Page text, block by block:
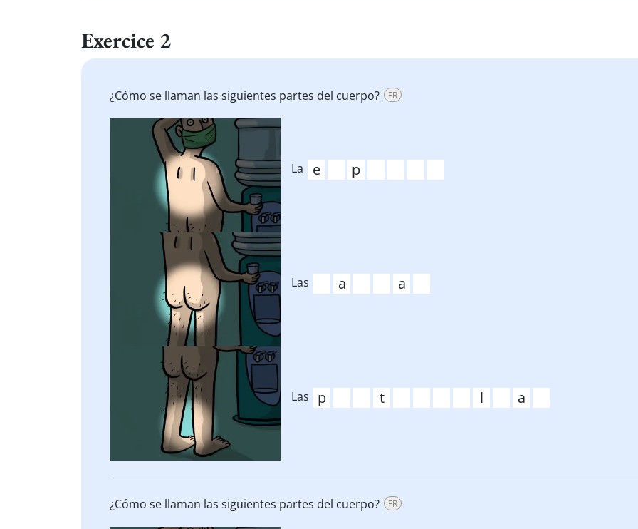
Exercice 2
¿Cómo se llaman las siguientes partes del cuerpo? FR
La
Las
Las
¿Cómo se llaman las siguientes partes del cuerpo? FR